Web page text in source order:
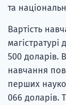
та
Вартість
магістратурі
500 доларів.
навчання
перших
066 доларів.